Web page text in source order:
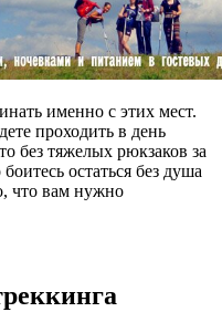
именно с этих мест.
проходить в день
без тяжелых рюкзаков за
остаться без душа
что вам нужно